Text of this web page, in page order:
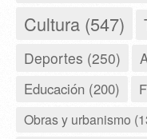
Cultura (547)
Deportes (250)
Educación (200)
Obras y urbanismo